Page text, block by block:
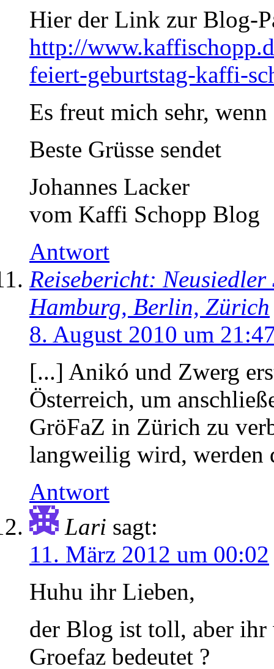
Hier der Link zur Blog-
http://
feiert-geburtstag-kaffi-
Es freut mich sehr,
Beste Grüsse sendet
Johannes Lacker
vom Kaffi Schopp Blog
Antwort
Reisebericht:
Hamburg, Berlin, Zürich
8. August 2010 um
[...] Anikó und Zwerg
Österreich, um
GröFaZ in Zürich zu
langweilig wird, werden
Antwort
Lari sagt:
11. März 2012 um 00:02
Huhu ihr Lieben,
der Blog ist toll, aber ihr
Groefaz bedeutet ?